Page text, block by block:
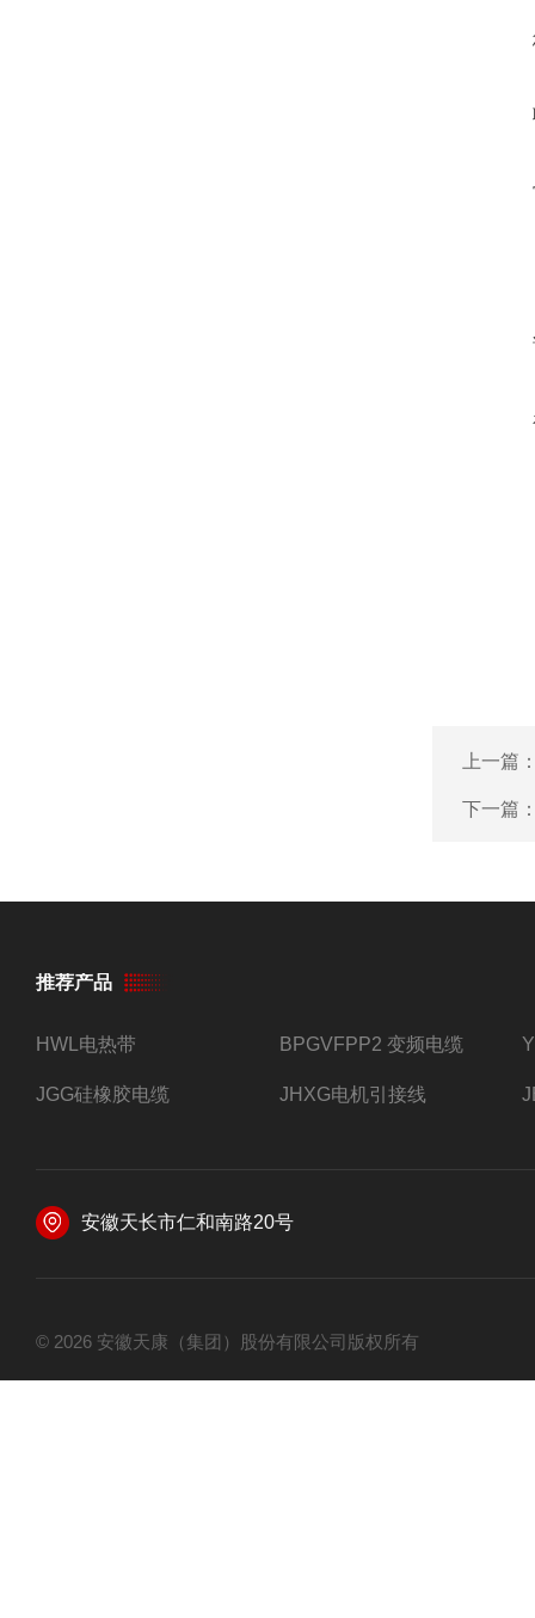
上一篇
下一篇
推荐产品
HWL电热带 BPGVFPP2 变频电缆
JGG硅橡胶电缆 JHXG电机引接线
安徽天长市仁和南路20号
© 2026 安徽天康（集团）股份有限公司版权所有